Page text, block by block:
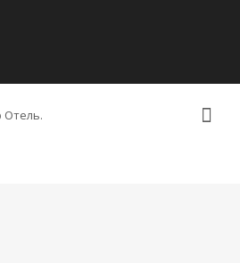
Отель.